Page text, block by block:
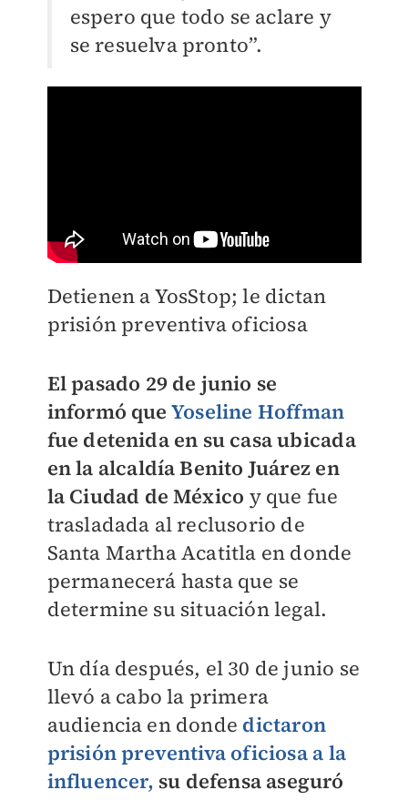
espero que todo se aclare y
se resuelva pronto”.
Detienen a YosStop; le dictan
prisión preventiva oficiosa
El pasado 29 de junio se
informó que Yoseline Hoffman
fue detenida en su casa ubicada
en la alcaldía Benito Juárez en
la Ciudad de México y que fue
trasladada al reclusorio de
Santa Martha Acatitla en donde
permanecerá hasta que se
determine su situación legal.
Un día después, el 30 de junio se
llevó a cabo la primera
audiencia en donde dictaron
prisión preventiva oficiosa a la
influencer, su defensa aseguró